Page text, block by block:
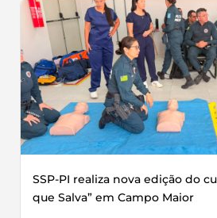
SSP-PI realiza nova edição do
que Salva” em Campo Maior